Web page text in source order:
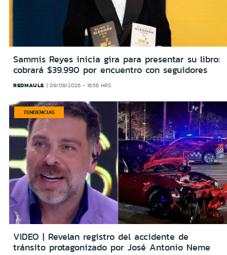
Sammis Reyes inicia gira para presentar su libro:
cobrará $39.990 por encuentro con seguidores
REDMAULE 09/08/2026 - 18:56 HRS
TENDENCIAS
VIDEO | Revelan registro del accidente de
tránsito protagonizado por José Antonio Neme